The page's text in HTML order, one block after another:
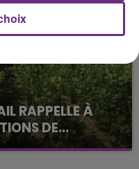
RAPPELLE À
DE...
des vendange 2026